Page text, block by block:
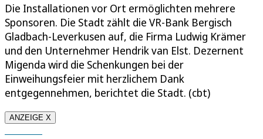
Die Installationen vor Ort ermöglichten mehrere
Sponsoren. Die Stadt zählt die VR-Bank Bergisch
Gladbach-Leverkusen auf, die Firma Ludwig Krämer
und den Unternehmer Hendrik van Elst. Dezernent
Migenda wird die Schenkungen bei der
Einweihungsfeier mit herzlichem Dank
entgegennehmen, berichtet die Stadt. (cbt)
ANZEIGE X